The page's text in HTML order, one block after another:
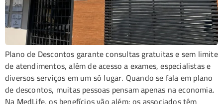
Plano de Descontos garante consultas gratuitas e sem limite
de atendimentos, além de acesso a exames, especialistas e
diversos serviços em um só lugar. Quando se fala em plano
de descontos, muitas pessoas pensam apenas na economia.